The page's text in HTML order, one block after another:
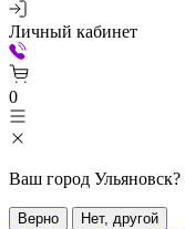
Личный кабинет
0
Ваш город Ульяновск?
Верно Нет, другой